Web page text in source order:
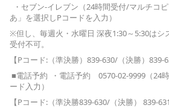
・セブン-イレブン（24時間受付/マルチコ
あ」を選択しPコードを入力）
※但し、毎週火・水曜日 深夜1:30～5:30はシ
受付不可。
【Pコード:（準決勝）839-630/（決勝）839-
■電話予約 ・電話予約 0570-02-9999（24
ード入力）
【Pコード:（準決勝839-630/（決勝） 839-631